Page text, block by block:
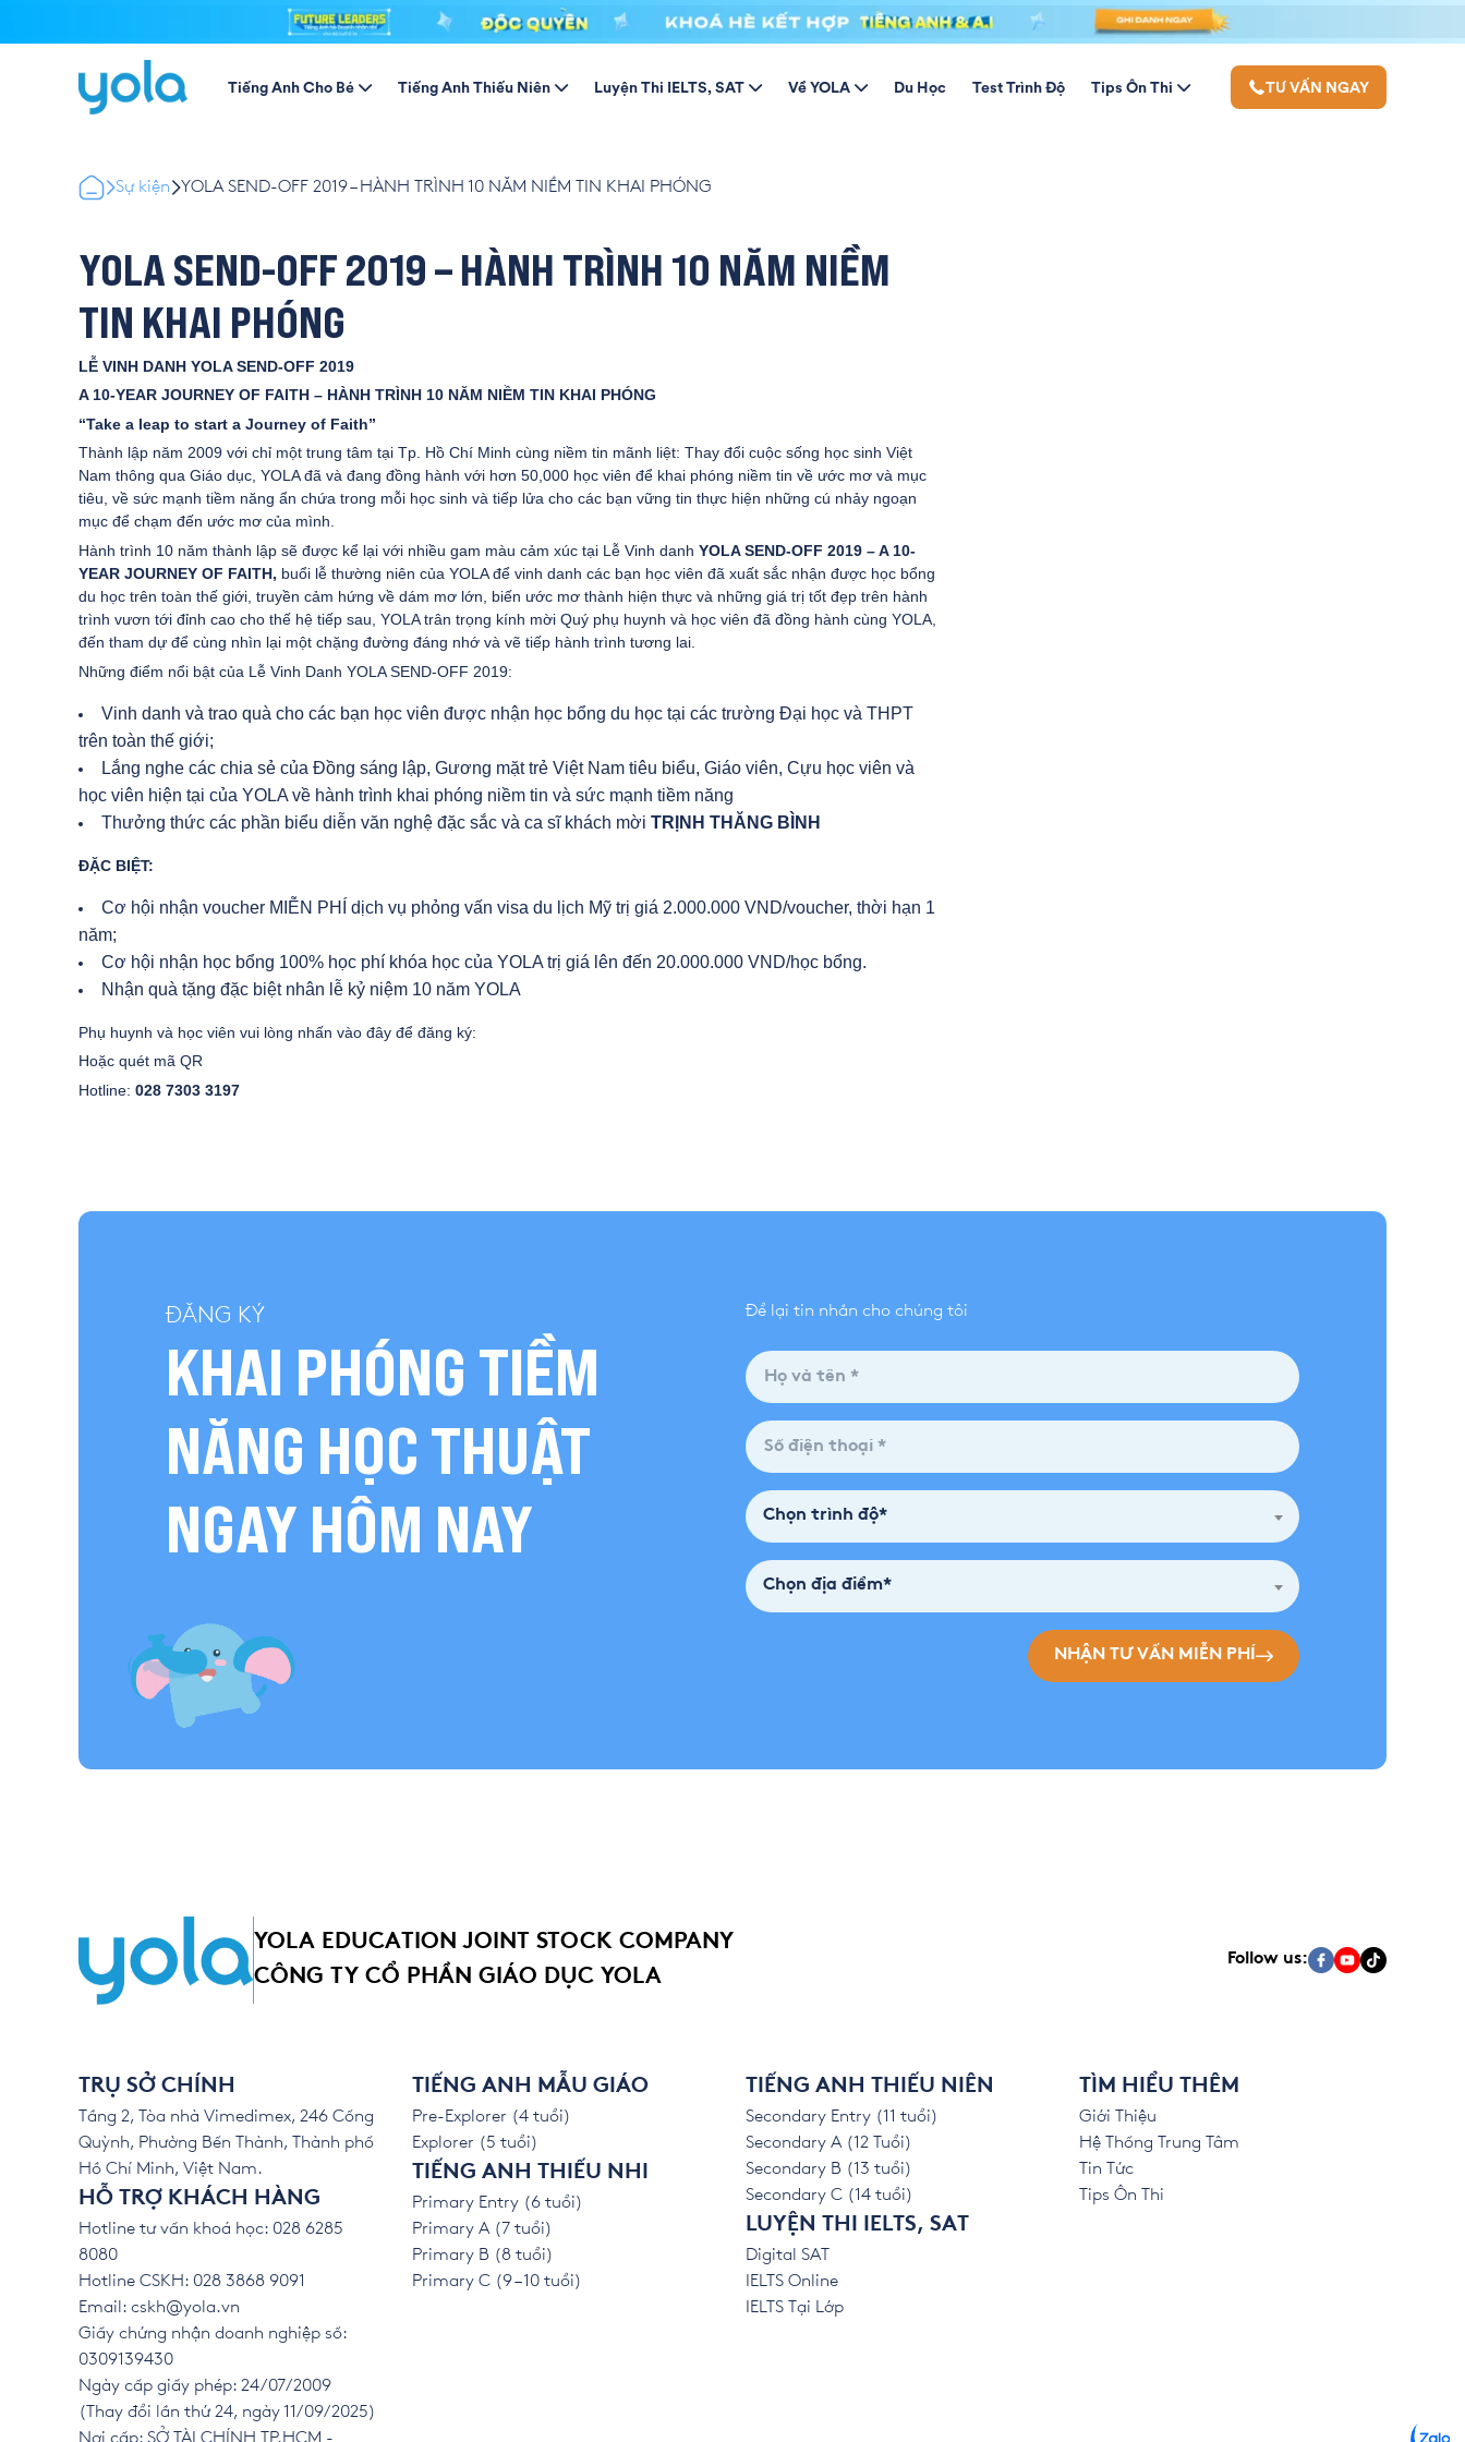
Tiếng Anh Cho Bé Tiếng Anh Thiếu Niên Luyện Thi IELTS, SAT Về YOLA Du Học Test Trình Độ Tips Ôn Thi TƯ VẤN NGAY
Sự kiện YOLA SEND-OFF 2019 – HÀNH TRÌNH 10 NĂM NIỀM TIN KHAI PHÓNG
YOLA SEND-OFF 2019 – HÀNH TRÌNH 10 NĂM NIỀM
TIN KHAI PHÓNG
LỄ VINH DANH YOLA SEND-OFF 2019
A 10-YEAR JOURNEY OF FAITH – HÀNH TRÌNH 10 NĂM NIỀM TIN KHAI PHÓNG
“Take a leap to start a Journey of Faith”
Thành lập năm 2009 với chỉ một trung tâm tại Tp. Hồ Chí Minh cùng niềm tin mãnh liệt: Thay đổi cuộc sống học sinh Việt
Nam thông qua Giáo dục, YOLA đã và đang đồng hành với hơn 50,000 học viên để khai phóng niềm tin về ước mơ và mục
tiêu, về sức mạnh tiềm năng ẩn chứa trong mỗi học sinh và tiếp lửa cho các bạn vững tin thực hiện những cú nhảy ngoạn
mục để chạm đến ước mơ của mình.
Hành trình 10 năm thành lập sẽ được kể lại với nhiều gam màu cảm xúc tại Lễ Vinh danh YOLA SEND-OFF 2019 – A 10-
YEAR JOURNEY OF FAITH, buổi lễ thường niên của YOLA để vinh danh các bạn học viên đã xuất sắc nhận được học bổng
du học trên toàn thế giới, truyền cảm hứng về dám mơ lớn, biến ước mơ thành hiện thực và những giá trị tốt đẹp trên hành
trình vươn tới đỉnh cao cho thế hệ tiếp sau, YOLA trân trọng kính mời Quý phụ huynh và học viên đã đồng hành cùng YOLA,
đến tham dự để cùng nhìn lại một chặng đường đáng nhớ và vẽ tiếp hành trình tương lai.
Những điểm nổi bật của Lễ Vinh Danh YOLA SEND-OFF 2019:
Vinh danh và trao quà cho các bạn học viên được nhận học bổng du học tại các trường Đại học và THPT
trên toàn thế giới;
Lắng nghe các chia sẻ của Đồng sáng lập, Gương mặt trẻ Việt Nam tiêu biểu, Giáo viên, Cựu học viên và
học viên hiện tại của YOLA về hành trình khai phóng niềm tin và sức mạnh tiềm năng
Thưởng thức các phần biểu diễn văn nghệ đặc sắc và ca sĩ khách mời TRỊNH THĂNG BÌNH
ĐẶC BIỆT:
Cơ hội nhận voucher MIỄN PHÍ dịch vụ phỏng vấn visa du lịch Mỹ trị giá 2.000.000 VND/voucher, thời hạn 1
năm;
Cơ hội nhận học bổng 100% học phí khóa học của YOLA trị giá lên đến 20.000.000 VND/học bổng.
Nhận quà tặng đặc biệt nhân lễ kỷ niệm 10 năm YOLA
Phụ huynh và học viên vui lòng nhấn vào đây để đăng ký:
Hoặc quét mã QR
Hotline: 028 7303 3197
ĐĂNG KÝ
KHAI PHÓNG TIỀM
NĂNG HỌC THUẬT
NGAY HÔM NAY
Để lại tin nhắn cho chúng tôi
Chọn trình độ*
Chọn địa điểm*
NHẬN TƯ VẤN MIỄN PHÍ
YOLA EDUCATION JOINT STOCK COMPANY
CÔNG TY CỔ PHẦN GIÁO DỤC YOLA
Follow us:
TRỤ SỞ CHÍNH
Tầng 2, Tòa nhà Vimedimex, 246 Cống
Quỳnh, Phường Bến Thành, Thành phố
Hồ Chí Minh, Việt Nam.
HỖ TRỢ KHÁCH HÀNG
Hotline tư vấn khoá học: 028 6285
8080
Hotline CSKH: 028 3868 9091
Email: cskh@yola.vn
Giấy chứng nhận doanh nghiệp số:
0309139430
Ngày cấp giấy phép: 24/07/2009
(Thay đổi lần thứ 24, ngày 11/09/2025)
Nơi cấp: SỞ TÀI CHÍNH TP.HCM -
TIẾNG ANH MẪU GIÁO
Pre-Explorer (4 tuổi)
Explorer (5 tuổi)
TIẾNG ANH THIẾU NHI
Primary Entry (6 tuổi)
Primary A (7 tuổi)
Primary B (8 tuổi)
Primary C (9 – 10 tuổi)
TIẾNG ANH THIẾU NIÊN
Secondary Entry (11 tuổi)
Secondary A (12 Tuổi)
Secondary B (13 tuổi)
Secondary C (14 tuổi)
LUYỆN THI IELTS, SAT
Digital SAT
IELTS Online
IELTS Tại Lớp
TÌM HIỂU THÊM
Giới Thiệu
Hệ Thống Trung Tâm
Tin Tức
Tips Ôn Thi